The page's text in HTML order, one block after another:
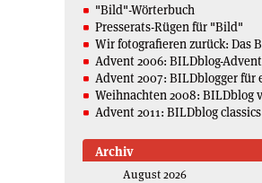
"Bild"-Wörterbuch
Presserats-Rügen für "Bild"
Wir fotografieren zurück: Das
Advent 2006: BILDblog-
Advent 2007: BILDblogger für
Weihnachten 2008: BILDblog
Advent 2011: BILDblog classics
Archiv
August 2026